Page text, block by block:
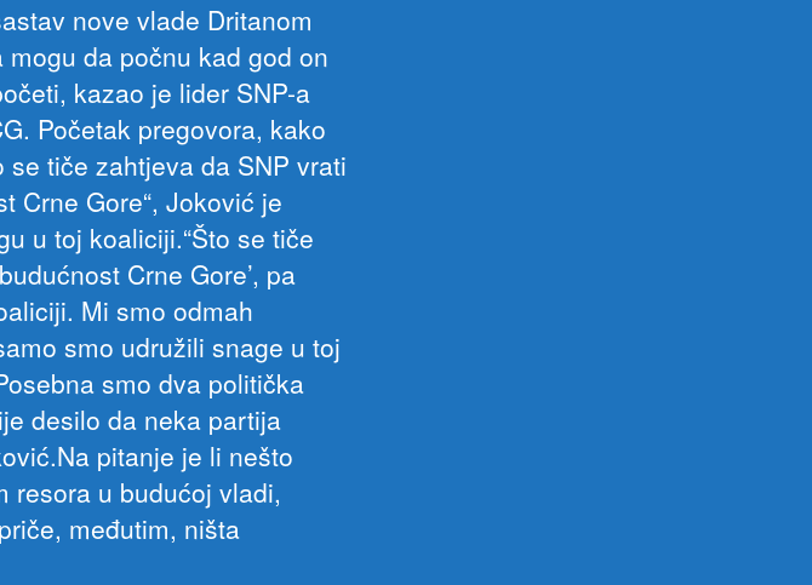
nove vlade Dritanom
da počnu kad god on
kazao je lider SNP-a
Početak pregovora, kako
tiče zahtjeva da SNP vrati
Crne Gore“, Joković je
u toj koaliciji.“Što se tiče
Crne Gore’, pa
Mi smo odmah
smo udružili snage u toj
smo dva politička
desilo da neka partija
pitanje je li nešto
resora u budućoj vladi,
međutim, ništa